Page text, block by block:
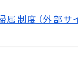
制度（外部サイ